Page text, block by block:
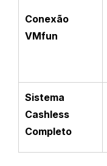
Conexão
VMfun
Sistema
Cashless
Completo